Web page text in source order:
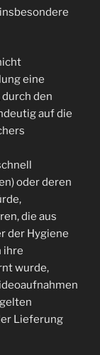
eine
den
auf die
oder deren
die aus
der Hygiene
ihre
wurde,
Lieferung